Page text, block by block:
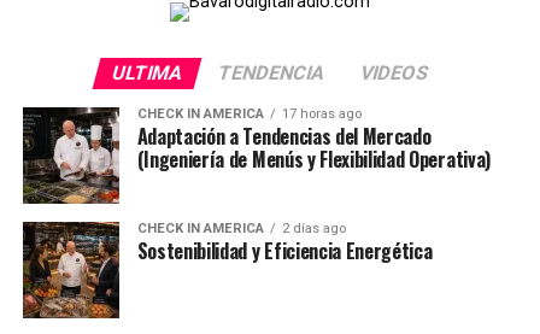
ULTIMA TENDENCIA VIDEOS
CHECK IN AMERICA 17 horas ago
Adaptación a Tendencias del Mercado
(Ingeniería de Menús y Flexibilidad Operativa)
CHECK IN AMERICA 2 días ago
Sostenibilidad y Eficiencia Energética